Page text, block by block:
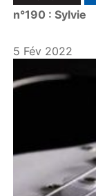
a
n°190 : Sylvie
5 Fév 2022